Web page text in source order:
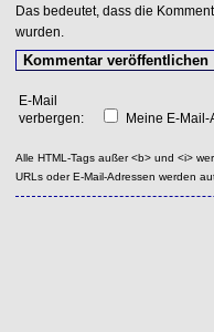
Das bedeutet, dass die
wurden.
E-Mail
verbergen:
Meine E-
Alle HTML-Tags außer <b> und <i>
URLs oder E-Mail-Adressen werden